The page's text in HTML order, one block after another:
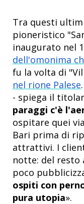
Tra questi
pioneristico
inaugurato nel
dell'omonima
fu la volta di
nel rione Palese
- spiega il
paraggi c'è
ospitare quei
Bari prima di
attrattivi. I
notte: del resto
poco
ospiti con
pura utopia».